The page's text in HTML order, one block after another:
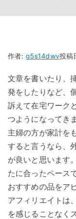
作者: g5s14dwv投稿
文章を書いたり、
発をしたりなど、
訴えて在宅ワーク
つようになってき
主婦の方が家計を
すると言うなら、
が良いと思います
たに合ったペース
おすすめの品をア
アフィリエイトは
を感じることなく